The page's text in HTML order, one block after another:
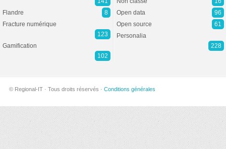
Flandre
8
Fracture numérique
123
Gamification
102
Open data
96
Open source
61
Personalia
228
© Regional-IT · Tous droits réservés · Conditions générales